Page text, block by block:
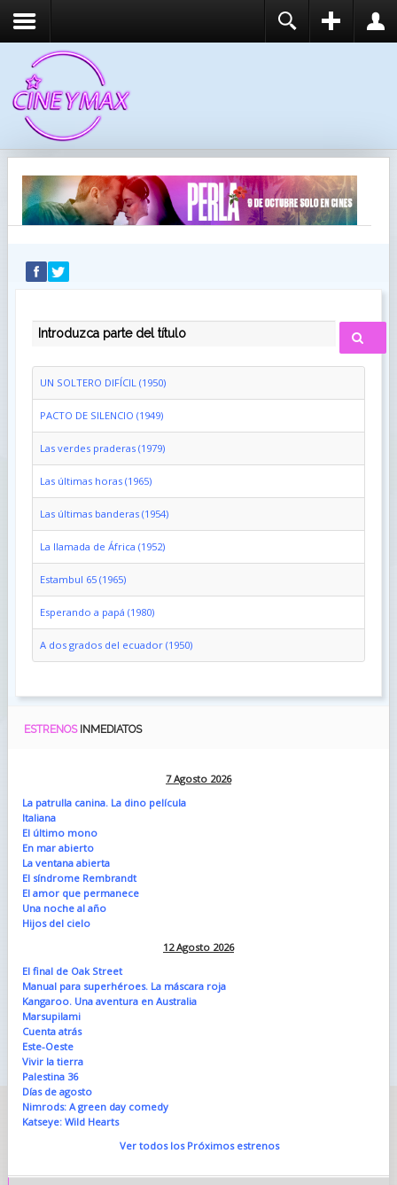
RECUÉRDEME
IDENTIFICARSE
INTRODUZCA PARTE DEL TÍTULO
UN SOLTERO DIFÍCIL (1950)
PACTO DE SILENCIO (1949)
Las verdes praderas (1979)
Las últimas horas (1965)
Las últimas banderas (1954)
La llamada de África (1952)
Estambul 65 (1965)
Esperando a papá (1980)
A dos grados del ecuador (1950)
ESTRENOS INMEDIATOS
7 Agosto 2026
La patrulla canina. La dino película
Italiana
El último mono
En mar abierto
La ventana abierta
El síndrome Rembrandt
El amor que permanece
Una noche al año
Hijos del cielo
12 Agosto 2026
El final de Oak Street
Manual para superhéroes. La máscara roja
Kangaroo. Una aventura en Australia
Marsupilami
Cuenta atrás
Este-Oeste
Vivir la tierra
Palestina 36
Días de agosto
Nimrods: A green day comedy
Katseye: Wild Hearts
Ver todos los Próximos estrenos